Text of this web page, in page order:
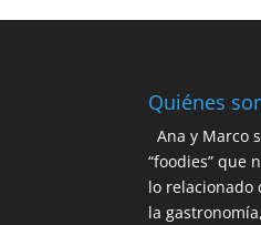
Quiénes
Ana y Marco
“foodies” que
lo relacionado
la